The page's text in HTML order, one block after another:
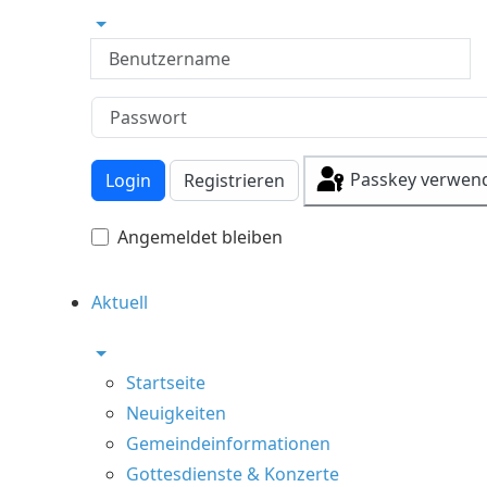
Benutzername
Login Registrieren Passkey
Angemeldet bleiben
Aktuell
Startseite
Neuigkeiten
Gemeindeinformationen
Gottesdienste & Konzerte